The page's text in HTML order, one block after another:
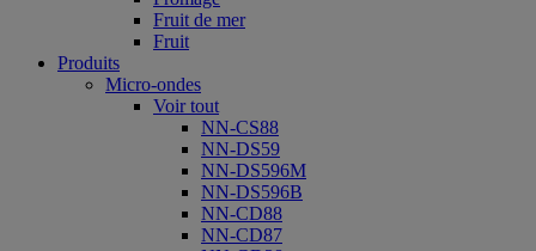
Fruit de mer
Fruit
Produits
Micro-ondes
Voir tout
NN-CS88
NN-DS59
NN-DS596M
NN-DS596B
NN-CD88
NN-CD87